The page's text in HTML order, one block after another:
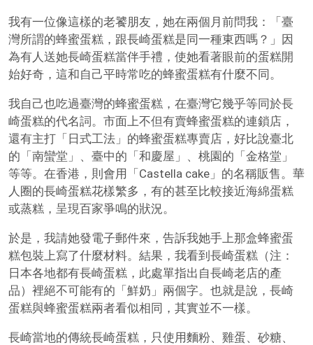
我有一位像這樣的老饕朋友，她在兩個月前問我：「臺
灣所謂的蜂蜜蛋糕，跟長崎蛋糕是同一種東西嗎？」因
為有人送她長崎蛋糕當伴手禮，使她看著眼前的蛋糕開
始好奇，這和自己平時常吃的蜂蜜蛋糕有什麼不同。
我自己也吃過臺灣的蜂蜜蛋糕，在臺灣它幾乎等同於長
崎蛋糕的代名詞。市面上不但有賣蜂蜜蛋糕的連鎖店，
還有主打「日式工法」的蜂蜜蛋糕專賣店，好比說臺北
的「南蠻堂」、臺中的「和慶屋」、桃園的「金格堂」
等等。在香港，則會用「Castella cake」的名稱販售。華
人圈的長崎蛋糕花樣繁多，有的甚至比較接近海綿蛋糕
或蒸糕，呈現百家爭鳴的狀況。
於是，我請她發電子郵件來，告訴我她手上那盒蜂蜜蛋
糕包裝上寫了什麼材料。結果，我看到長崎蛋糕（注：
日本各地都有長崎蛋糕，此處單指出自長崎老店的產
品）裡絕不可能有的「鮮奶」兩個字。也就是說，長崎
蛋糕與蜂蜜蛋糕兩者看似相同，其實並不一樣。
長崎當地的傳統長崎蛋糕，只使用麵粉、雞蛋、砂糖、